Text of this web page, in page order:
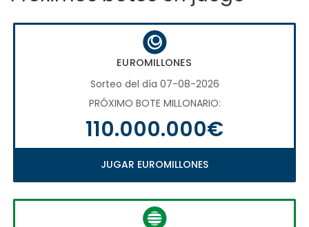
EUROMILLONES
Sorteo del día 07-08-2026
PRÓXIMO BOTE MILLONARIO:
110.000.000€
JUGAR EUROMILLONES